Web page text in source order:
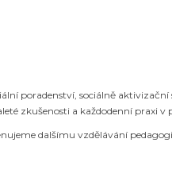
poradenství, sociálně
zkušenosti a každodenní praxi v
dalšímu vzdělávání